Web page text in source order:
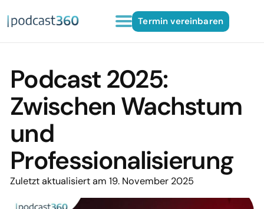
Termin vereinbaren
Podcast 2025:
Zwischen Wachstum
und
Professionalisierung
Zuletzt aktualisiert am 19. November 2025